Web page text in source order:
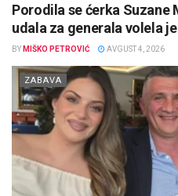
Porodila se ćerka Suzane
udala za generala volela
BY MIŠKO PETROVIĆ AVGUST 4, 2026
ZABAVA